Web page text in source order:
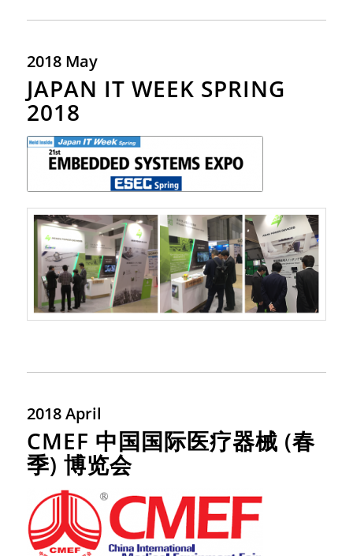
2018 May
JAPAN IT WEEK SPRING
2018
2018 April
CMEF 中国国际医疗器械 (春
季) 博览会